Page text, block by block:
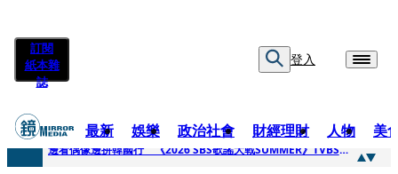
訂閱
紙本雜
誌
登入
最新 娛樂 政治社會 財經理財 人物 美
快訊
邊看偶像邊拚韓國行 《2026 SBS歌謠大戰SUMMER》TVBS直播祭追星福利